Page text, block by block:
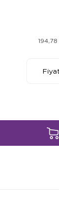
194,78